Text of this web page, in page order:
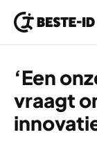
‘Een
vraagt